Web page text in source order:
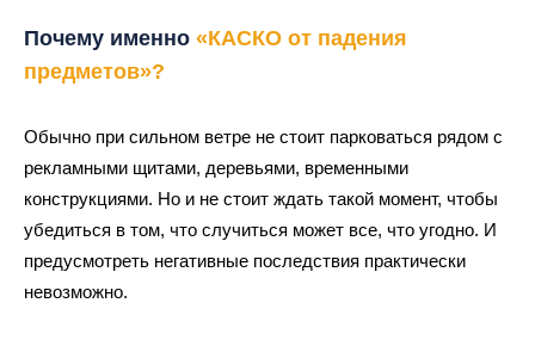
Почему именно «КАСКО от падения
предметов»?
Обычно при сильном ветре не стоит парковаться рядом с
рекламными щитами, деревьями, временными
конструкциями. Но и не стоит ждать такой момент, чтобы
убедиться в том, что случиться может все, что угодно. И
предусмотреть негативные последствия практически
невозможно.